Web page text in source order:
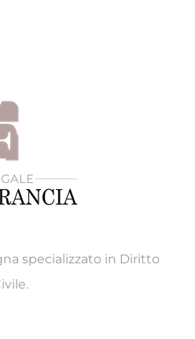
specializzato in Diritto